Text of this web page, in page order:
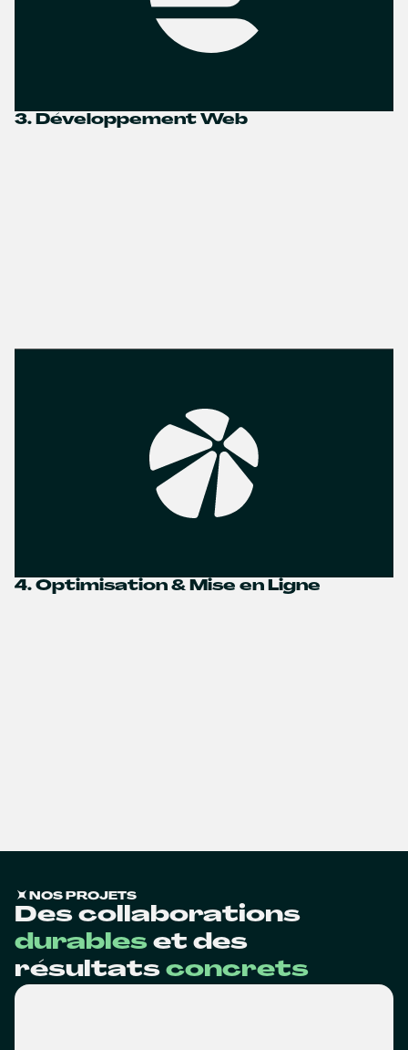
3. Développement Web
4. Optimisation & Mise en Ligne
NOS PROJETS
Des collaborations
durables et des
résultats concrets